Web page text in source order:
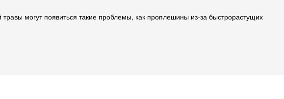
могут появиться такие проблемы, как проплешины из-за быстрорастущих